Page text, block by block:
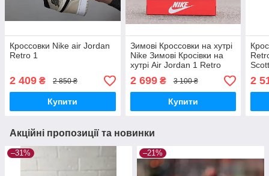
Кроссовки Nike air Jordan
Retro 1
2 409 ₴ 2 850 ₴
Купити
Зимові Кроссовки на хутрі
Nike Зимові Кросівки на
хутрі Air Jordan 1 Retro
Джордан чорні хутро
мужские
2 699₴ 3 100 ₴
Купити
2
Акційні пропозиції та новинки
–31% –21%